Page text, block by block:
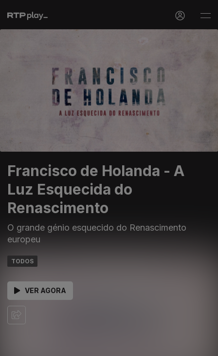
Francisco de Holanda - A
Luz Esquecida do
Renascimento
O grande génio esquecido do Renascimento
europeu
TODOS
VER AGORA